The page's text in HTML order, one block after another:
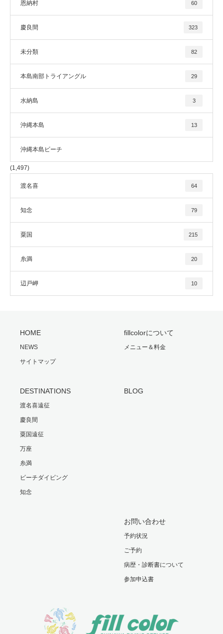
恩納村 60
慶良間 323
未分類 82
本島南部トライアングル 29
水納島 3
沖縄本島 13
沖縄本島ビーチ
(1,497)
渡名喜 64
知念 79
粟国 215
糸満 20
辺戸岬 10
HOME
NEWS
サイトマップ
fillcolorについて
メニュー＆料金
DESTINATIONS
渡名喜遠征
慶良間
粟国遠征
万座
糸満
ビーチダイビング
知念
BLOG
お問い合わせ
予約状況
ご予約
病歴・診断書について
参加申込書